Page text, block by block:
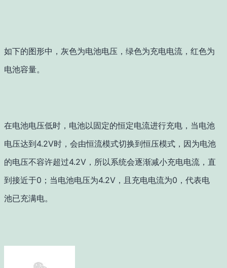
如下的图形中，灰色为电池电压，绿色为充电电流，红色为
电池容量。
在电池电压低时，电池以固定的恒定电流进行充电，当电池
电压达到4.2V时，会由恒流模式切换到恒压模式，因为电池
的电压不容许超过4.2V，所以系统会逐渐减小充电电流，直
到接近于0；当电池电压为4.2V，且充电电流为0，代表电
池已充满电。